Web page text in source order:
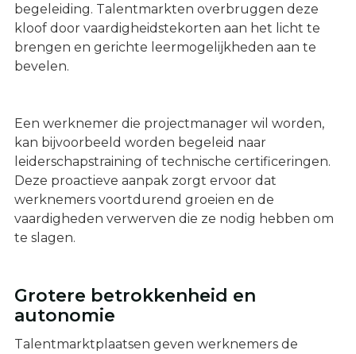
begeleiding. Talentmarkten overbruggen deze
kloof door vaardigheidstekorten aan het licht te
brengen en gerichte leermogelijkheden aan te
bevelen.
Een werknemer die projectmanager wil worden,
kan bijvoorbeeld worden begeleid naar
leiderschapstraining of technische certificeringen.
Deze proactieve aanpak zorgt ervoor dat
werknemers voortdurend groeien en de
vaardigheden verwerven die ze nodig hebben om
te slagen.
Grotere betrokkenheid en
autonomie
Talentmarktplaatsen geven werknemers de